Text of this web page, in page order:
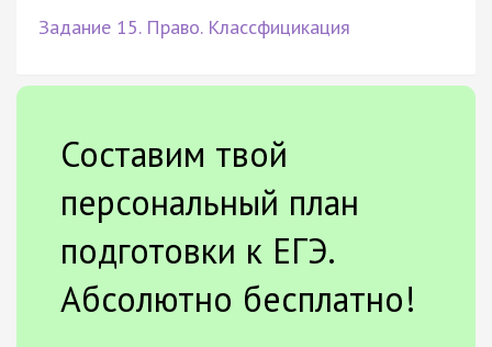
Задание 15. Право. Классфицикация
Составим твой
персональный план
подготовки к ЕГЭ.
Абсолютно бесплатно!